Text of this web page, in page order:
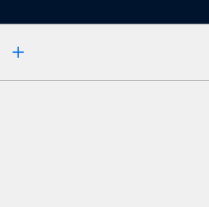
المناسبة.
في جميع الأسواق. اتّصل بموزّع فورد المحلّي للحصول على أحدث